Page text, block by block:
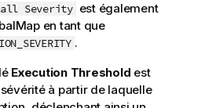
Severity est également
en tant que
.
Execution Threshold est
à partir de laquelle